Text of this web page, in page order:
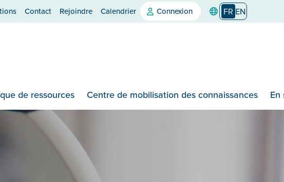
Contact Rejoindre Calendrier Connexion FR EN
de ressources Centre de mobilisation des connaissances En